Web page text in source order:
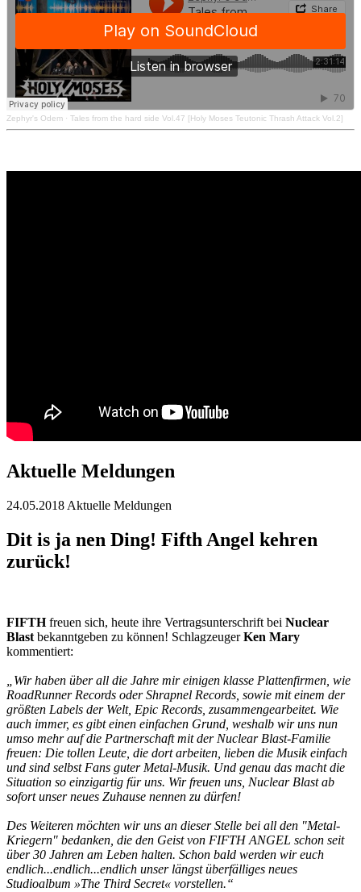
Zephyr's Odem · Tales from the hard side Vol.47 [Holy Moses Teutonic Thrash Attack Vol.2]
Aktuelle Meldungen
24.05.2018 Aktuelle Meldungen
Dit is ja nen Ding! Fifth Angel kehren
zurück!
FIFTHfreuen sich, heute ihre Vertragsunterschrift bei Nuclear
Blastbekanntgeben zu können! SchlagzeugerKen Mary
kommentiert:
„Wir haben über all die Jahre mir einigen klasse Plattenfirmen, wie
RoadRunner Records oder Shrapnel Records, sowie mit einem der
größten Labels der Welt, Epic Records, zusammengearbeitet. Wie
auch immer, es gibt einen einfachen Grund, weshalb wir uns nun
umso mehr auf die Partnerschaft mit der Nuclear Blast-Familie
freuen: Die tollen Leute, die dort arbeiten, lieben die Musik einfach
und sind selbst Fans guter Metal-Musik. Und genau das macht die
Situation so einzigartig für uns. Wir freuen uns, Nuclear Blast ab
sofort unser neues Zuhause nennen zu dürfen!
Des Weiteren möchten wir uns an dieser Stelle bei all den "Metal-
Kriegern" bedanken, die den Geist von FIFTH ANGEL schon seit
über 30 Jahren am Leben halten. Schon bald werden wir euch
endlich...endlich...endlich unser längst überfälliges neues
Studioalbum »The Third Secret« vorstellen.“